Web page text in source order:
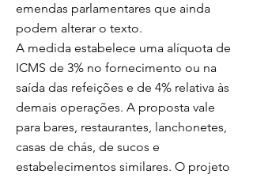
emendas parlamentares que ainda
podem alterar o texto.
A medida estabelece uma alíquota de
ICMS de 3% no fornecimento ou na
saída das refeições e de 4% relativa às
demais operações. A proposta vale
para bares, restaurantes, lanchonetes,
casas de chás, de sucos e
estabelecimentos similares. O projeto